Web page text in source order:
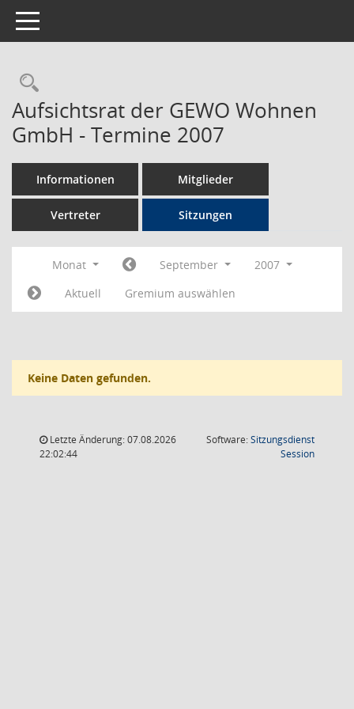
Toggle navigation
Rechercheauswahl
Aufsichtsrat der GEWO Wohnen
GmbH - Termine 2007
Informationen Mitglieder
Vertreter Sitzungen
Monat September
2007
Aktuell
Gremium auswählen
Keine Daten gefunden.
Letzte Änderung: 07.08.2026
22:02:44
Software:Sitzungsdienst
Session(Wird in